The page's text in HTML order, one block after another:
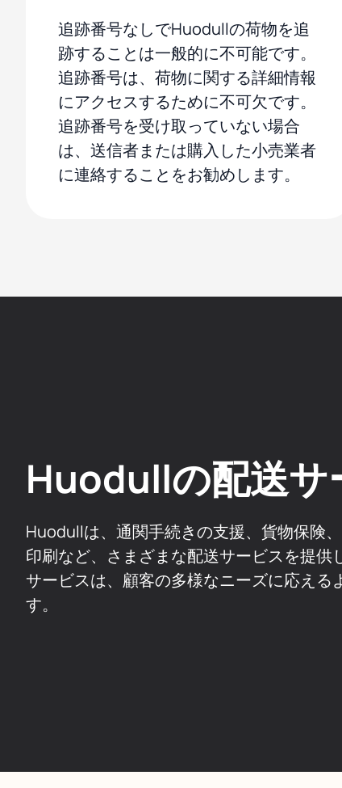
追跡番号なしでHuodullの荷物を追
跡することは一般的に不可能です。
追跡番号は、荷物に関する詳細情報
にアクセスするために不可欠です。
追跡番号を受け取っていない場合
は、送信者または購入した小売業者
に連絡することをお勧めします。
Huodullの配送サ
Huodullは、通関手続きの支援、貨物保険
印刷など、さまざまな配送サービスを提供
サービスは、顧客の多様なニーズに応える
す。